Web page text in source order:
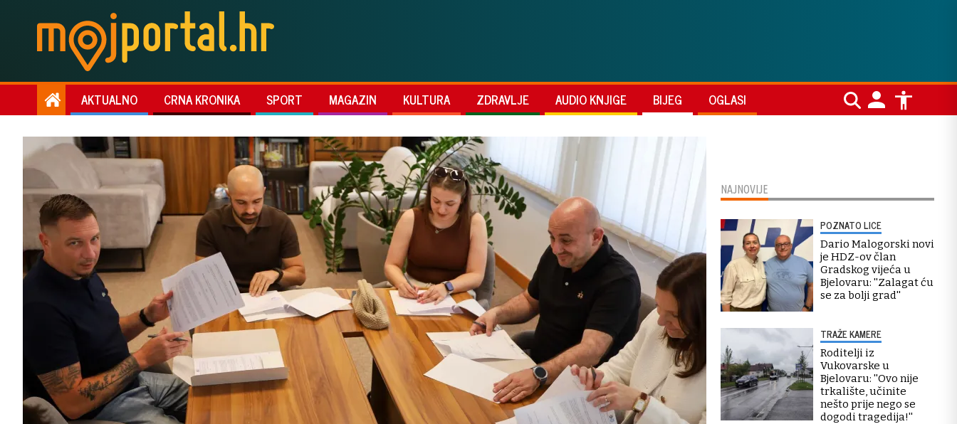
AKTUALNO CRNA KRONIKA SPORT MAGAZIN KULTURA ZDRAVLJE AUDIO KNJIGE BIJEG OGLASI
NAJNOVIJE
POZNATO LICE
Dario Malogorski novi
je HDZ-ov član
Gradskog vijeća u
Bjelovaru: ''Zalagat ću
se za bolji grad''
TRAŽE KAMERE
Roditelji iz
Vukovarske u
Bjelovaru: ''Ovo nije
trkalište, učinite
nešto prije nego se
dogodi tragedija!''